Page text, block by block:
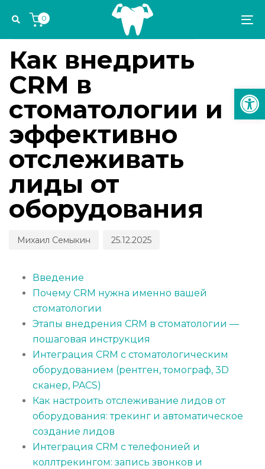
links
navigation
Skip
content
0
IN:
ОБЗОРЫ ОБОРУДОВАНИЯ И ТЕХНОЛОГИЙ
Как внедрить
CRM в
стоматологии и
эффективно
отслеживать
лиды от
оборудования
Михаил Семыкин
on:
25.12.2025
Введение
Почему CRM нужна именно вашей
стоматологии
Этапы внедрения CRM в стоматологии —
пошаговая инструкция
Интеграция CRM с стоматологическим
оборудованием (рентген, томограф, 3D
сканер, PACS)
Как настроить отслеживание лидов от
оборудования: трекинг и автоматическое
создание лидов
Интеграция CRM с телефонией и
коллтрекингом: запись звонков и